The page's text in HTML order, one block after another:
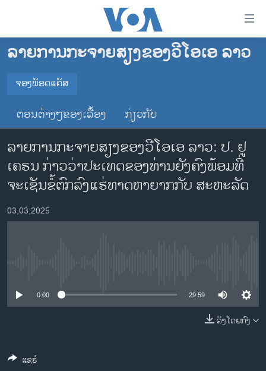
ເຂົ້າ
ຂ້າມ
ໄປ
ຊອກ
ຄົ້ນ
ໂຮມເພຈ
ລາວ
ອາເມຣິກາ
ການເລືອກຕັ້ງ ປະທານາທີບໍດີ ສະຫະລັດ 2024
ຂ່າວ​ຈີນ
ໂລກ
ເອເຊຍ
ອິດສະຫຼະພາບດ້ານການຂ່າວ
ທຸລະກິດ
ສຽງ
ລາຍການກະຈາຍສຽງຂອງວີໂອເອ ລາວ
ຈອງພັອດແຄັສ
ຈອງພັອດແຄັສ
YouTube
ຕອນຕ່າງໆຂອງເລື້ອງ ກ່ຽວກັບ
ລາຍການກະຈາຍສຽງຂອງວີໂອເອ ລາວ: ປ. ຢູ​
ເຄ​ຣນ ກ່າວ​​ວ່າປະ​ເທດ​ຂອງ​ທ່ານ​ຍັງ​ຄົງ​ພ້ອມ​ທີ່​
ຈະ​ເຊັນ​ຂໍ້​ຕົກ​ລົງ​ແຮ່​ທາດ​ຫາ​ຍາກ​ກັບ​ ສະ​ຫະ​ລັດ
03,03,2025
0:00 29:59
ລິງໂດຍກົງ
ແຊຣ໌